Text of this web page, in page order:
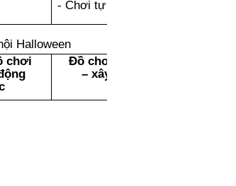
- Chơi tự do
Halloween
chơi
Đồ chơi lắp ráp
– xây dựng